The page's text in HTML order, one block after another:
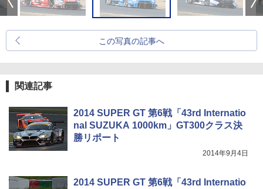
この写真の記事へ
関連記事
2014 SUPER GT 第6戦「43rd Internatio
nal SUZUKA 1000km」GT300クラス決
勝リポート
2014年9月4日
2014 SUPER GT 第6戦「43rd Internatio